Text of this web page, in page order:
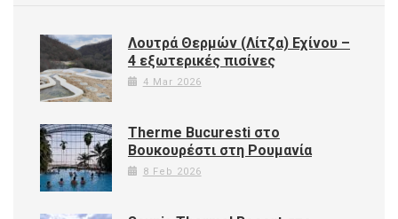
Λουτρά Θερμών (Λίτζα) Εχίνου –
4 εξωτερικές πισίνες
4 Mar 2026
Therme Bucuresti στο
Βουκουρέστι στη Ρουμανία
8 Feb 2026